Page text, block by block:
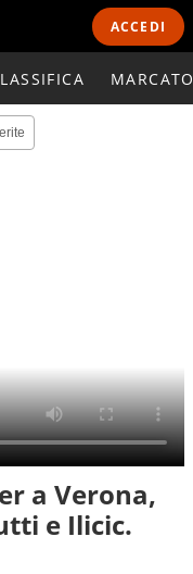
ACCEDI
a Verona,
e Ilicic.